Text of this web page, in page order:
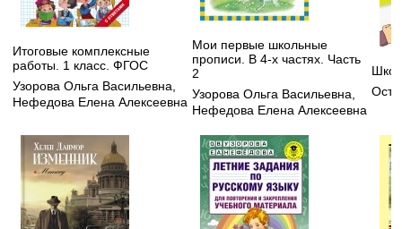
Итоговые комплексные
работы. 1 класс. ФГОС
Узорова Ольга Васильевна
Нефедова Елена Алексеевна
Мои первые школьные
прописи. В 4-х частях. Часть
2
Узорова Ольга Васильевна
Нефедова Елена Алексеевна